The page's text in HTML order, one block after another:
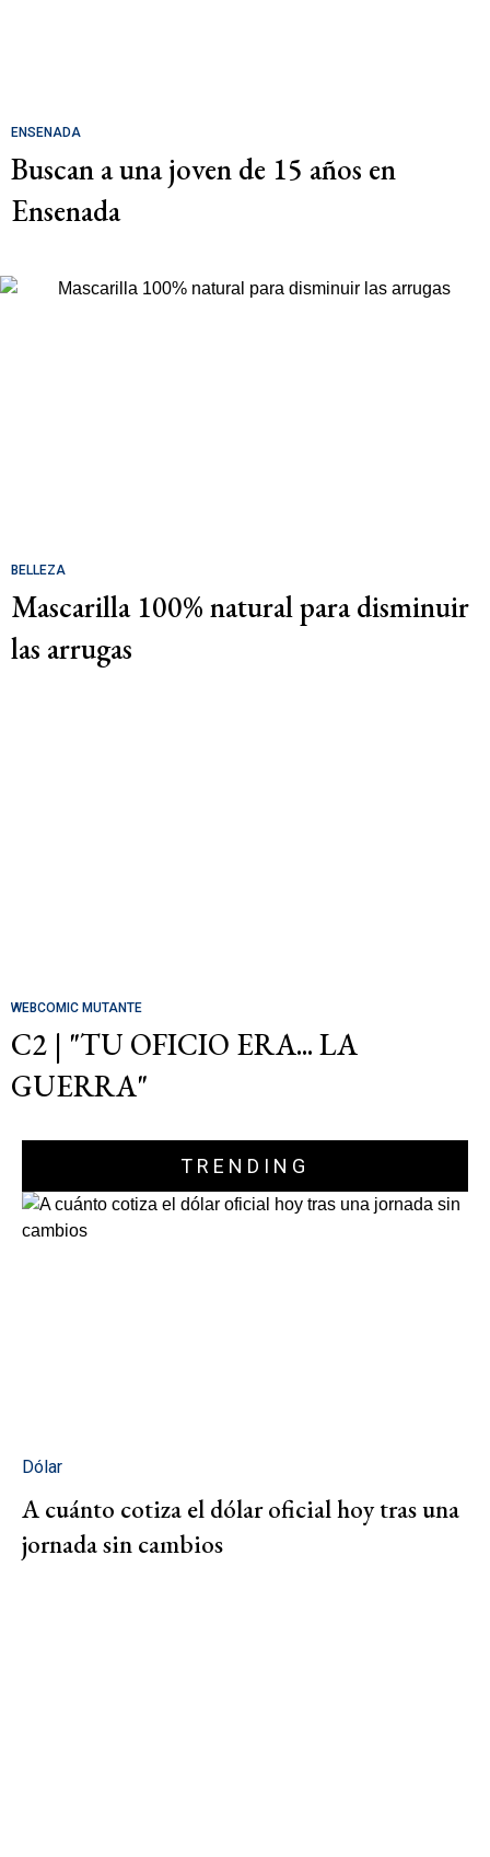
ENSENADA
Buscan a una joven de 15 años en
Ensenada
BELLEZA
Mascarilla 100% natural para disminuir
las arrugas
WEBCOMIC MUTANTE
C2 | "TU OFICIO ERA... LA
GUERRA"
TRENDING
Dólar
A cuánto cotiza el dólar oficial hoy tras una
jornada sin cambios